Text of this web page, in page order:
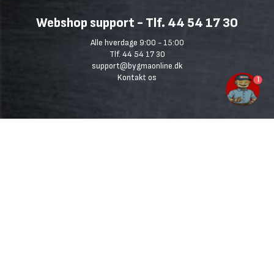
Webshop support - Tlf. 44 54 17 30
Alle hverdage 9:00 - 15:00
Tlf. 44 54 17 30
support@bygmaonline.dk
Kontakt os
1